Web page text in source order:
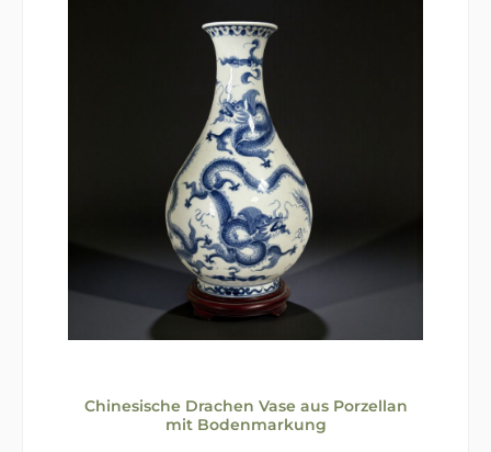
Chinesische Drachen Vase aus Porzellan
mit Bodenmarkung